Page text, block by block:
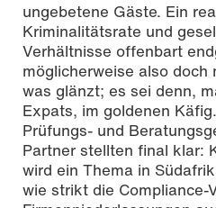
ungebetene Gäste. Ein
Kriminalitätsrate und
Verhältnisse offenbart
möglicherweise also doch
was glänzt; es sei denn,
Expats, im goldenen
Prüfungs- und
Partner stellten final klar:
wird ein Thema in
wie strikt die Compliance-